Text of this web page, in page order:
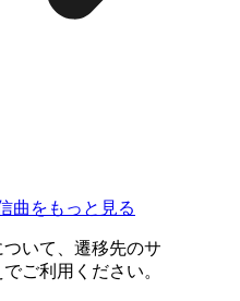
曲をもっと見る
いて、遷移先のサ
ご利用ください。